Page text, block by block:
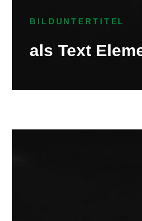
BILDUNTERTITEL
als Text